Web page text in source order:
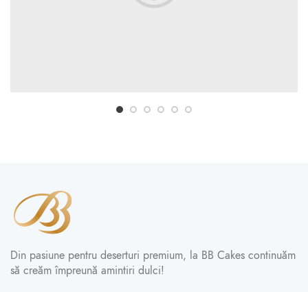
Din pasiune pentru deserturi premium, la BB Cakes continuăm
să creăm împreună amintiri dulci!